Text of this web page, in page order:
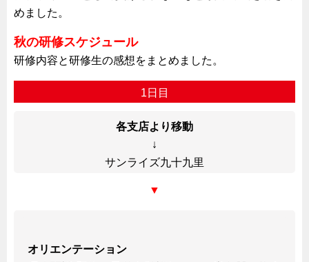
支店所在地（歴史探訪）
こんなとき、どう言うの?
タキゲンinfo.
工場見学
めました。
秋の研修スケジュール
研修内容と研修生の感想をまとめました。
1日目
各支店より移動
↓
サンライズ九十九里
▼
オリエンテーション